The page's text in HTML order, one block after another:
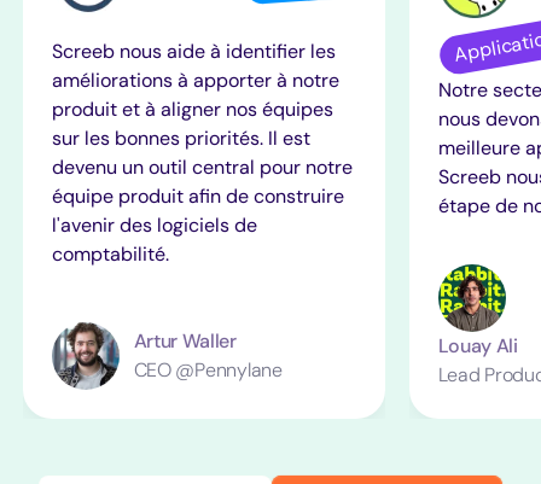
Screeb nous aide à identifier les
améliorations à apporter à notre
produit et à aligner nos équipes
sur les bonnes priorités. Il est
devenu un outil central pour notre
équipe produit afin de construire
l'avenir des logiciels de
comptabilité.
Artur Waller
CEO @Pennylane
Notre
nous
meilleure
Screeb
étape de
Louay Ali
Lead